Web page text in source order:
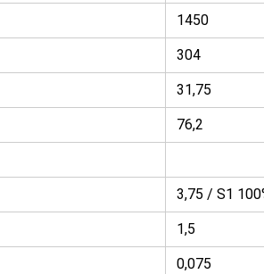
1450
304
31,75
76,2
3,75 / S1
1,5
0,075